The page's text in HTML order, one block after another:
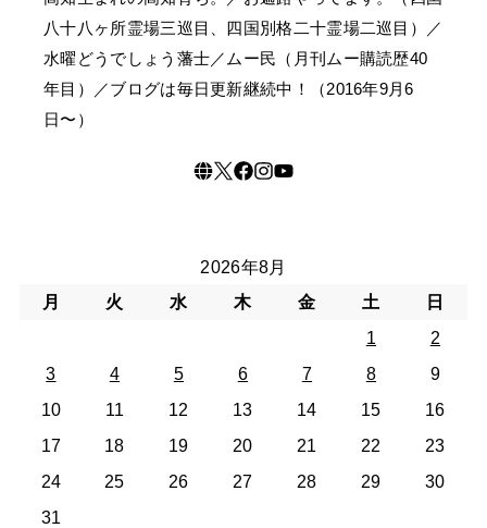
八十八ヶ所霊場三巡目、四国別格二十霊場二巡目）／
水曜どうでしょう藩士／ムー民（月刊ムー購読歴40
年目）／ブログは毎日更新継続中！（2016年9月6
日〜）
2026年8月
月
火 水 木 金 土
日
1
2
3
4 5 6 7 8
9
10
11 12 13 14 15
16
17
18 19 20 21 22
23
24
25 26 27 28 29
30
31